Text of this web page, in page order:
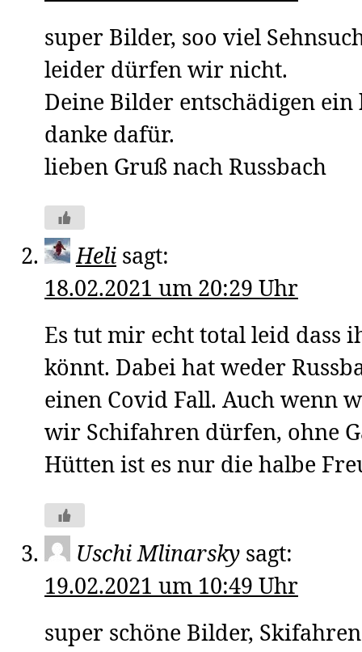
super Bilder, soo viel
leider dürfen wir nicht.
Deine Bilder entschädigen
danke dafür.
lieben Gruß nach Russbach
Heli sagt:
18.02.2021 um 20:29 Uhr
Es tut mir echt total leid dass
könnt. Dabei hat weder
einen Covid Fall. Auch wenn
wir Schifahren dürfen, ohne
Hütten ist es nur die halbe
Uschi Mlinarsky sagt:
19.02.2021 um 10:49 Uhr
super schöne Bilder,